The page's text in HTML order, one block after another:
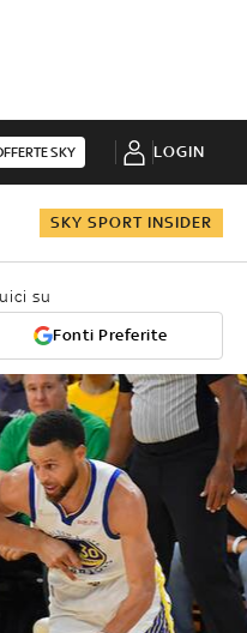
SKY LOGIN
SKY SPORT INSIDER
su
Fonti Preferite